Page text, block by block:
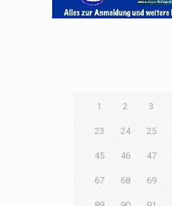
1 2 3
23 24 25
45 46 47
67 68 69